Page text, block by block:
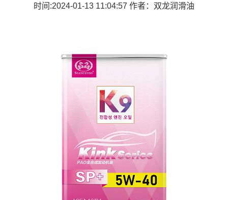
时间:2024-01-13 11:04:57 作者：双龙润滑油